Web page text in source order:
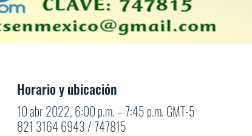
Horario y ubicación
10 abr 2022, 6:00 p.m. – 7:45 p.m. GMT-5
821 3164 6943 / 747815